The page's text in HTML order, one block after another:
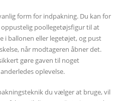
form for indpakning. Du kan for
poollegetøjsfigur til at
i ballonen eller legetøjet, og pust
når modtageren åbner det.
gøre gaven til noget
oplevelse.
du vælger at bruge, vil